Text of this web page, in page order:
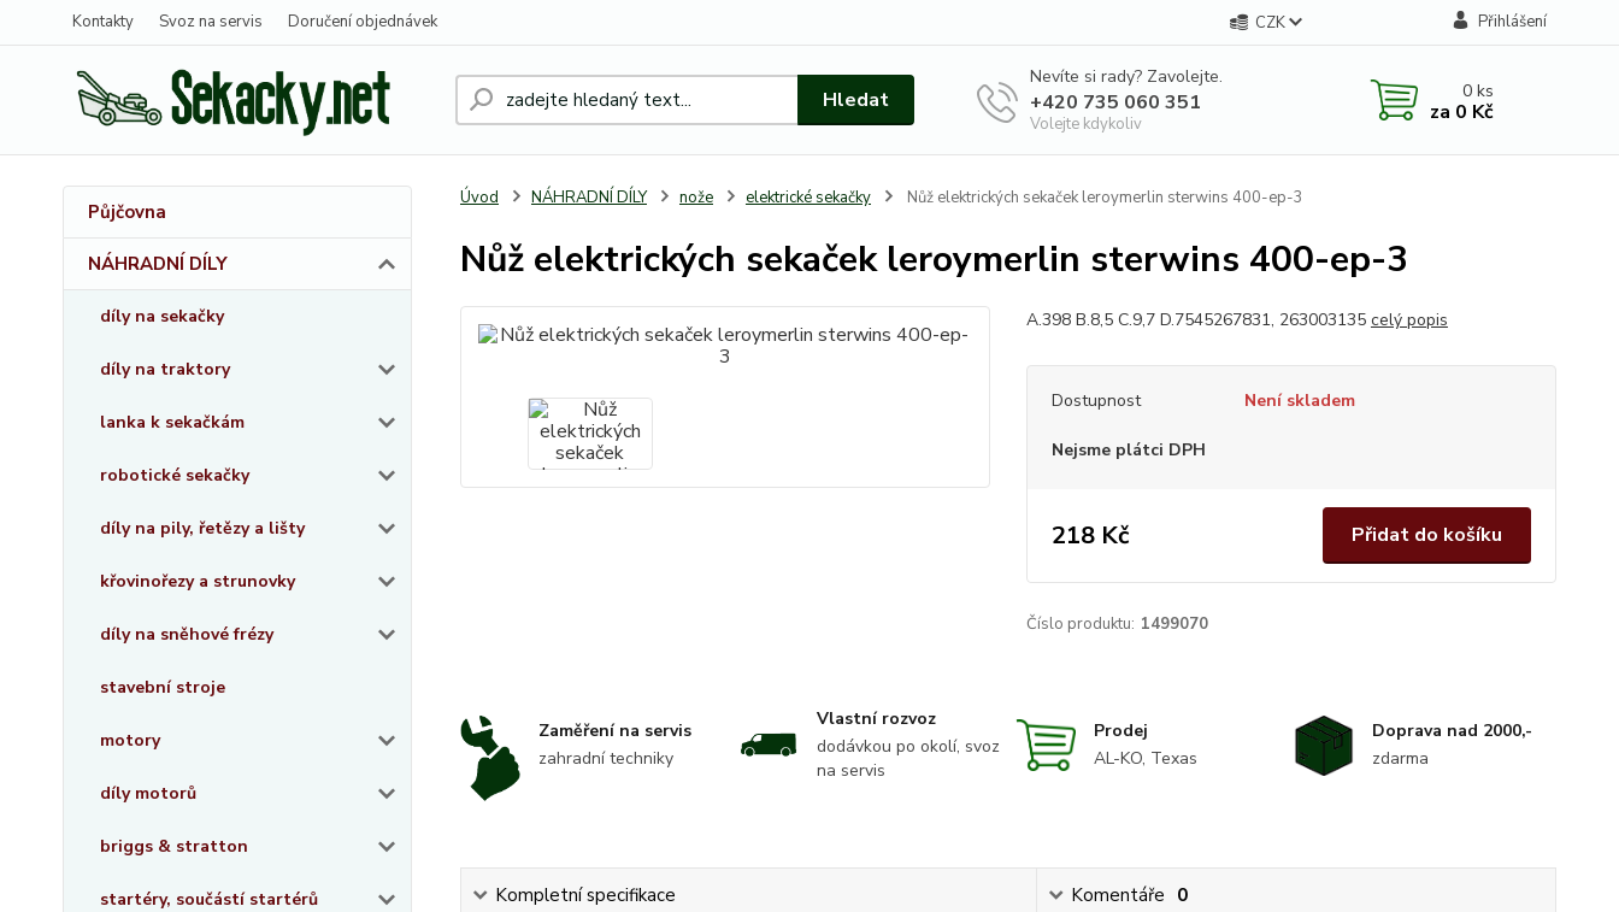
Kontakty Svoz na servis Doručení objednávek CZK Přihlášení
Hledat
Nevíte si rady? Zavolejte.
+420 735 060 351
Volejte kdykoliv
0ks
za 0 Kč
Půjčovna
NÁHRADNÍ DÍLY
díly na sekačky
díly na traktory
lanka k sekačkám
robotické sekačky
díly na pily, řetězy a lišty
křovinořezy a strunovky
díly na sněhové frézy
stavební stroje
motory
díly motorů
briggs & stratton
startéry, součástí startérů
Úvod NÁHRADNÍ DÍLY nože elektrické sekačky Nůž elektrických sekaček leroymerlin sterwins 400-ep-3
Nůž elektrických sekaček leroymerlin sterwins 400-ep-3
A.398 B.8,5 C.9,7 D.7545267831, 263003135 celý popis
Dostupnost Není skladem
Nejsme plátci DPH
218 Kč Přidat do košíku
Číslo produktu: 1499070
Zaměření na servis
zahradní techniky
Vlastní rozvoz
dodávkou po okolí, svoz
na servis
Prodej
AL-KO, Texas
Doprava nad 2000,-
zdarma
Kompletní specifikace Komentáře 0